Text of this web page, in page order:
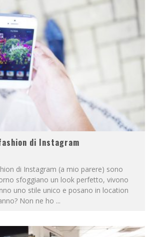
di Instagram
di Instagram (a mio parere) sono
sfoggiano un look perfetto, vivono
uno stile unico e posano in location
Non ne ho ...